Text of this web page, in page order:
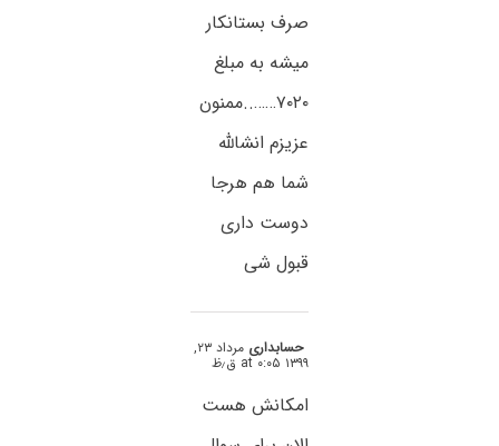
صرف بستانکار
میشه به مبلغ
۷۰۲۰……..ممنون
عزیزم انشالله
شما هم هرجا
دوست داری
قبول شی
حسابداری مرداد ۲۳,
۱۳۹۹ at ۰:۰۵ ق٫ظ
امکانش هست